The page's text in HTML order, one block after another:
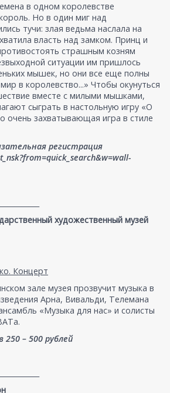
в одном королевстве
Но в один миг над
тучи: злая ведьма наслала на
власть над замком. Принц и
страшным козням
ситуации им пришлось
мышек, но они все еще полны
в королевство...» Чтобы окунуться
вместе с милыми мышками,
сыграть в настольную игру «О
очень захватывающая игра в стиле
регистрация
художественный музей
Концерт
зале музея прозвучит музыка в
Арна, Вивальди, Телемана
«Музыка для нас» и солисты
– 500 рублей